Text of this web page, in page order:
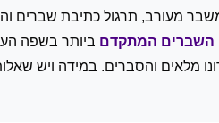
מעורב, תרגול כתיבת שברים
השברים המתקדם ביותר בשפה
לפתרונו מלאים והסברים. במידה ויש